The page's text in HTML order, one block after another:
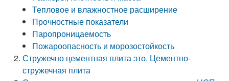
Тепловое и влажностное расширение
Прочностные показатели
Паропроницаемость
Пожароопасность и морозостойкость
Стружечно цементная плита это. Цементно-
стружечная плита